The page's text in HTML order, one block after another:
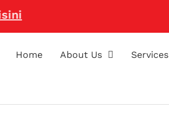
Home About Us Services